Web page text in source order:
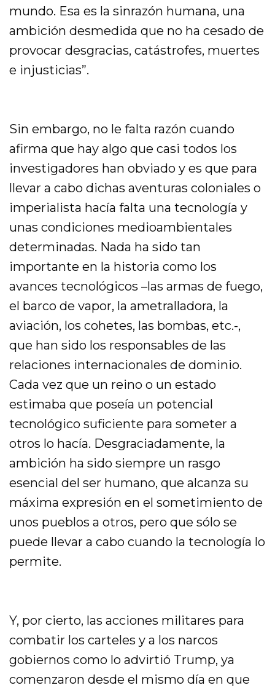
mundo. Esa es la sinrazón humana, una
ambición desmedida que no ha cesado de
provocar desgracias, catástrofes, muertes
e injusticias”.
Sin embargo, no le falta razón cuando
afirma que hay algo que casi todos los
investigadores han obviado y es que para
llevar a cabo dichas aventuras coloniales o
imperialista hacía falta una tecnología y
unas condiciones medioambientales
determinadas. Nada ha sido tan
importante en la historia como los
avances tecnológicos –las armas de fuego,
el barco de vapor, la ametralladora, la
aviación, los cohetes, las bombas, etc.-,
que han sido los responsables de las
relaciones internacionales de dominio.
Cada vez que un reino o un estado
estimaba que poseía un potencial
tecnológico suficiente para someter a
otros lo hacía. Desgraciadamente, la
ambición ha sido siempre un rasgo
esencial del ser humano, que alcanza su
máxima expresión en el sometimiento de
unos pueblos a otros, pero que sólo se
puede llevar a cabo cuando la tecnología lo
permite.
Y, por cierto, las acciones militares para
combatir los carteles y a los narcos
gobiernos como lo advirtió Trump, ya
comenzaron desde el mismo día en que